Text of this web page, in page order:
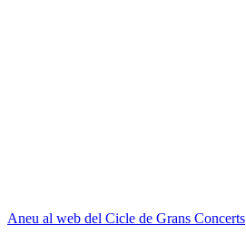
Aneu al web del Cicle de Grans Concerts